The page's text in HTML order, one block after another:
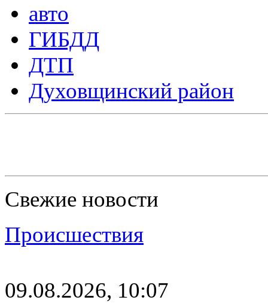
авто
ГИБДД
ДТП
Духовщинский район
Свежие новости
Происшествия
09.08.2026, 10:07